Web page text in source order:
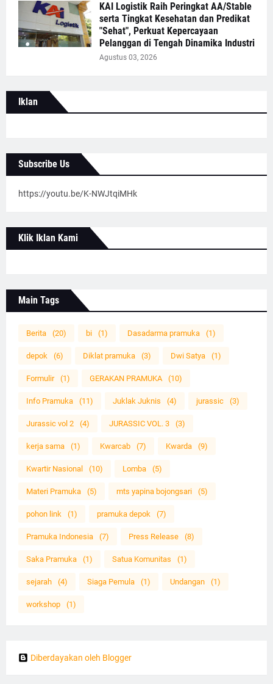
KAI Logistik Raih Peringkat AA/Stable
serta Tingkat Kesehatan dan Predikat
"Sehat", Perkuat Kepercayaan
Pelanggan di Tengah Dinamika Industri
Agustus 03, 2026
Iklan
Subscribe Us
https://youtu.be/K-NWJtqiMHk
Klik Iklan Kami
Main Tags
Berita (20) bi (1) Dasadarma pramuka (1)
depok (6) Diklat pramuka (3) Dwi Satya (1)
Formulir (1) GERAKAN PRAMUKA (10)
Info Pramuka (11) Juklak Juknis (4) jurassic (3)
Jurassic vol 2 (4) JURASSIC VOL. 3 (3)
kerja sama (1) Kwarcab (7) Kwarda (9)
Kwartir Nasional (10) Lomba (5)
Materi Pramuka (5) mts yapina bojongsari (5)
pohon link (1) pramuka depok (7)
Pramuka Indonesia (7) Press Release (8)
Saka Pramuka (1) Satua Komunitas (1)
sejarah (4) Siaga Pemula (1) Undangan (1)
workshop (1)
Diberdayakan oleh Blogger